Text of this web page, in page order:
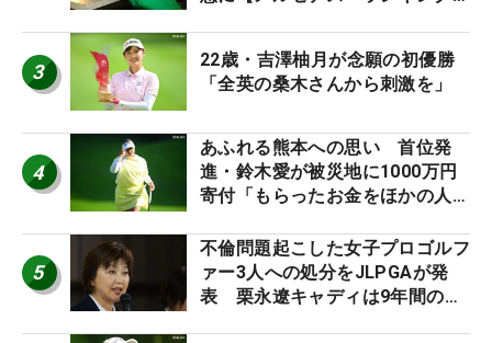
3
22歳・吉澤柚月が念願の初優勝
「全英の桑木さんから刺激を」
4
あふれる熊本への思い 首位発
進・鈴木愛が被災地に1000万円
寄付「もらったお金をほかの人
5
不倫問題起こした女子プロゴルフ
ァー3人への処分をJLPGAが発
表 栗永遼キャディは9年間の立